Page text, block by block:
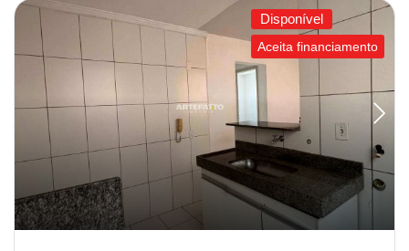
Disponível
Aceita financiamento